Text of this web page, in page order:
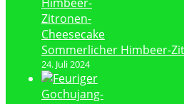
Sommerlicher Himbeer-
24. Juli 2024